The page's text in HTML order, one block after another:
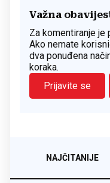
Važna
Za komentiranje je
Ako nemate
dva ponuđena
koraka.
Prijavite se
NAJČITANIJE